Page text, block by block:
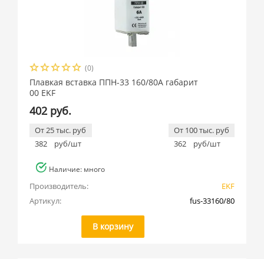
(0)
Плавкая вставка ППН-33 160/80А габарит
00 EKF
402 руб.
От 25 тыс. руб
382
руб/шт
От 100 тыс. руб
362
руб/шт
Наличие: много
Производитель:
EKF
Артикул:
fus-33160/80
В корзину